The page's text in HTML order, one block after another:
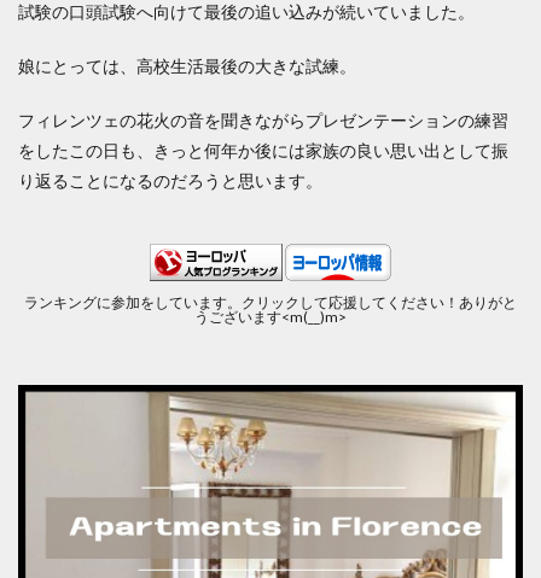
試験の口頭試験へ向けて最後の追い込みが続いていました。
娘にとっては、高校生活最後の大きな試練。
フィレンツェの花火の音を聞きながらプレゼンテーションの練習
をしたこの日も、きっと何年か後には家族の良い思い出として振
り返ることになるのだろうと思います。
ランキングに参加をしています。クリックして応援してください！ありがと
うございます<m(__)m>